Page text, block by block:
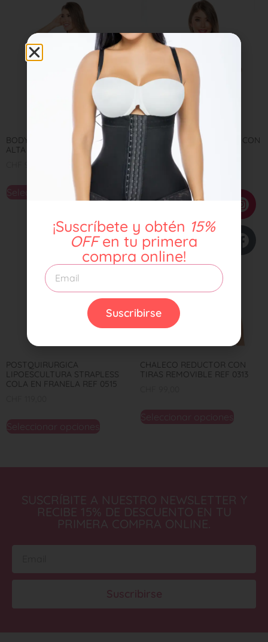
BODY CACHETERO ESPALDA
ALTA REF 0413
Seleccionar opciones
CiNTURILLA REDUCTORA CON
CIERRE REF 0315-1
CHF 79,00
Seleccionar opciones
POSTQUIRURGICA
LIPOESCULTURA STRAPLESS
COLA EN FRANELA REF 0515
Seleccionar opciones
CHALECO REDUCTOR CON
TIRAS REMOVIBLE REF 0313
Seleccionar opciones
SUSCRÍBITE A NUESTRO NEWSLETTER Y
RECIBE 15% DE DESCUENTO EN TU
PRIMERA COMPRA ONLINE.
Suscribirse
¡Suscríbete y obtén 15%
OFF en tu primera
compra online!
Suscribirse